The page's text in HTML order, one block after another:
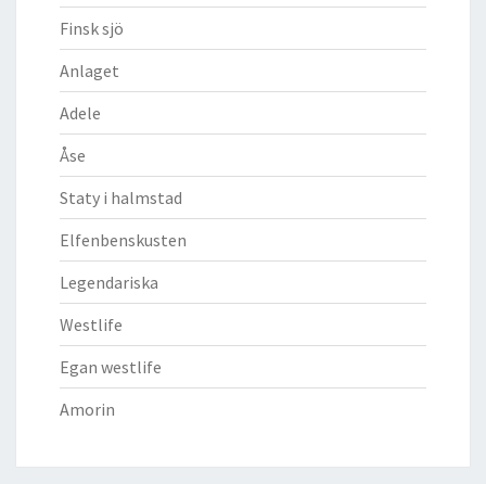
Finsk sjö
Anlaget
Adele
Åse
Staty i halmstad
Elfenbenskusten
Legendariska
Westlife
Egan westlife
Amorin